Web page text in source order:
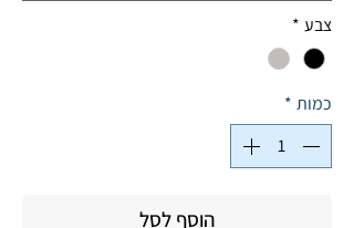
צבע *
כמות *
הוסף לסל